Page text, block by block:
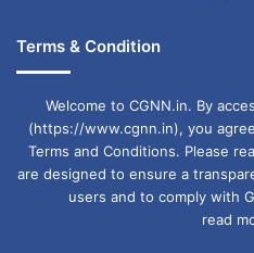
Terms & Condition
Welcome to CGNN.in. By
(https://www.cgnn.in), you
Terms and Conditions. Please
are designed to ensure a
users and to comply with
read